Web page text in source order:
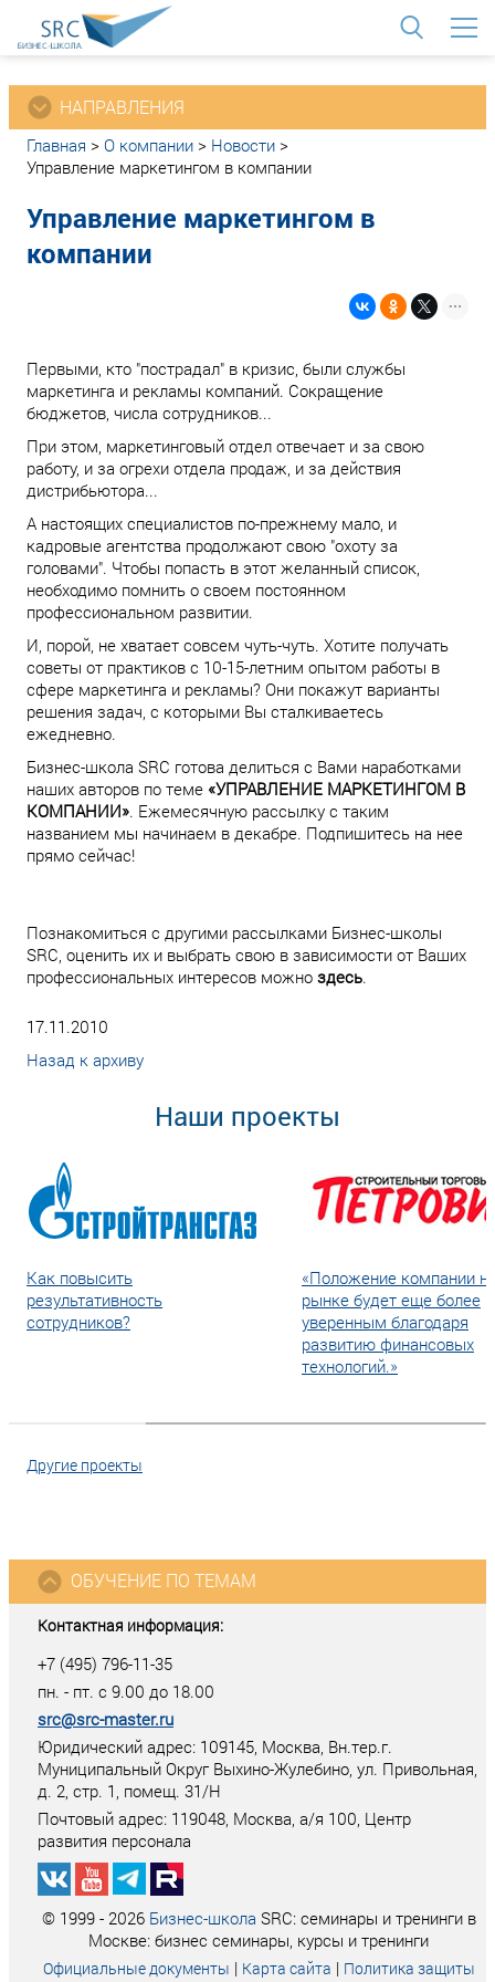
НАПРАВЛЕНИЯ
Главная > О компании > Новости >
Управление маркетингом в компании
Управление маркетингом в
компании
Первыми, кто "пострадал" в кризис, были службы
маркетинга и рекламы компаний. Сокращение
бюджетов, числа сотрудников...
При этом, маркетинговый отдел отвечает и за свою
работу, и за огрехи отдела продаж, и за действия
дистрибьютора...
А настоящих специалистов по-прежнему мало, и
кадровые агентства продолжают свою "охоту за
головами". Чтобы попасть в этот желанный список,
необходимо помнить о своем постоянном
профессиональном развитии.
И, порой, не хватает совсем чуть-чуть. Хотите получать
советы от практиков с 10-15-летним опытом работы в
сфере маркетинга и рекламы? Они покажут варианты
решения задач, с которыми Вы сталкиваетесь
ежедневно.
Бизнес-школа SRC готова делиться с Вами наработками
наших авторов по теме «УПРАВЛЕНИЕ МАРКЕТИНГОМ В
КОМПАНИИ». Ежемесячную рассылку с таким
названием мы начинаем в декабре. Подпишитесь на нее
прямо сейчас!
Познакомиться с другими рассылками Бизнес-школы
SRC, оценить их и выбрать свою в зависимости от Ваших
профессиональных интересов можно здесь.
17.11.2010
Назад к архиву
Наши проекты
Как повысить
результативность
сотрудников?
«Положение компании
рынке будет еще более
уверенным благодаря
развитию финансовых
технологий.»
Другие проекты
Контактная информация:
+7 (495) 796-11-35
пн. - пт. с 9.00 до 18.00
src@src-master.ru
Юридический адрес: 109145, Москва, Вн.тер.г.
Муниципальный Округ Выхино-Жулебино, ул. Привольная,
д. 2, стр. 1, помещ. 31/Н
Почтовый адрес: 119048, Москва, а/я 100, Центр
развития персонала
ОБУЧЕНИЕ ПО ТЕМАМ
© 1999 - 2026 Бизнес-школа SRC: семинары и тренинги в
Москве: бизнес семинары, курсы и тренинги
Официальные документы | Карта сайта | Политика защиты